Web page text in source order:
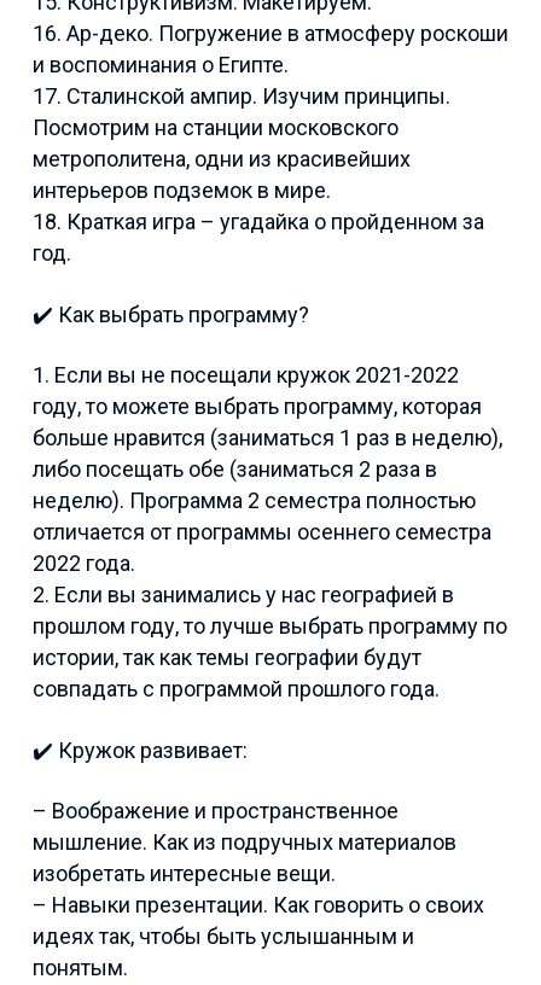
16. Ар-деко. Погружение в атмосферу роскоши
и воспоминания о Египте.
17. Сталинской ампир. Изучим принципы.
Посмотрим на станции московского
метрополитена, одни из красивейших
интерьеров подземок в мире.
18. Краткая игра – угадайка о пройденном за
год.
✔️ Как выбрать программу?
1. Если вы не посещали кружок 2021-2022
году, то можете выбрать программу, которая
больше нравится (заниматься 1 раз в неделю),
либо посещать обе (заниматься 2 раза в
неделю). Программа 2 семестра полностью
отличается от программы осеннего семестра
2022 года.
2. Если вы занимались у нас географией в
прошлом году, то лучше выбрать программу по
истории, так как темы географии будут
совпадать с программой прошлого года.
✔️ Кружок развивает:
– Воображение и пространственное
мышление. Как из подручных материалов
изобретать интересные вещи.
– Навыки презентации. Как говорить о своих
идеях так, чтобы быть услышанным и
понятым.